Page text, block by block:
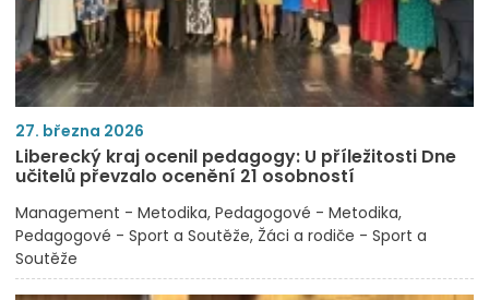
27. března 2026
Liberecký kraj ocenil pedagogy: U příležitosti Dne
učitelů převzalo ocenění 21 osobností
Management - Metodika Pedagogové - Metodika
Pedagogové - Sport a Soutěže Žáci a rodiče - Sport a
Soutěže